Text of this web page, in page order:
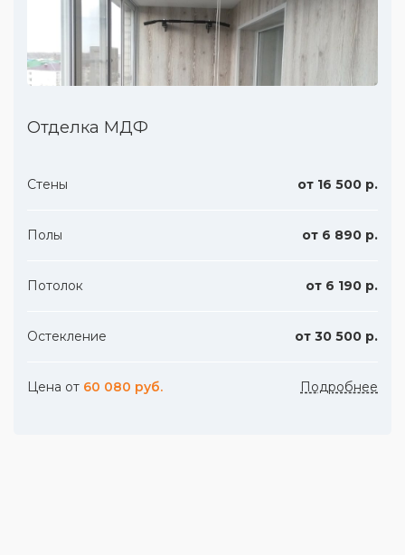
Отделка МДФ
Стены от 16 500 р.
Полы от 6 890 р.
Потолок от 6 190 р.
Остекление от 30 500 р.
Цена от 60 080 руб. Подробнее